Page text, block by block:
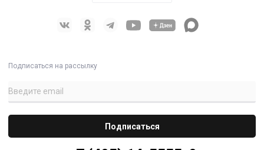
Подписаться на рассылку